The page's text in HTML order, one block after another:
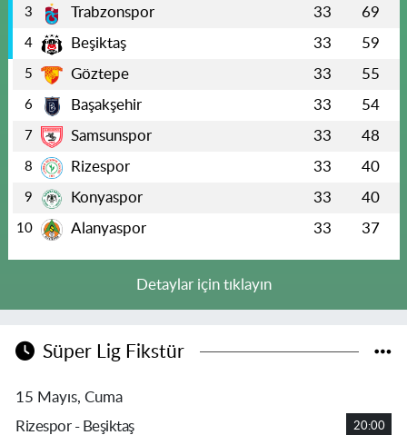
3 Trabzonspor 33 69
4 Beşiktaş 33 59
5 Göztepe 33 55
6 Başakşehir 33 54
7 Samsunspor 33 48
8 Rizespor 33 40
9 Konyaspor 33 40
10 Alanyaspor 33 37
Detaylar için tıklayın
Süper Lig Fikstür
15 Mayıs, Cuma
Rizespor - Beşiktaş
20:00